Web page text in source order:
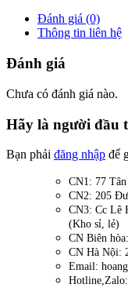
Đánh giá (0)
Thông tin liên hệ
Đánh giá
Chưa có đánh giá nào.
Hãy là người đầu
Bạn phải đăng nhập để
CN1: 77
CN2: 205
CN3: Cc Lê
(Kho sỉ, lẻ)
CN Biên
CN Hà Nội:
Email: